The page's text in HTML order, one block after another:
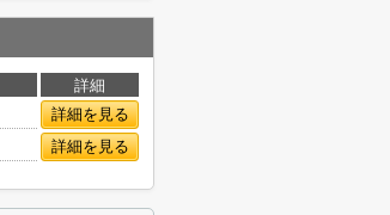
詳細
詳細を見る
詳細を見る